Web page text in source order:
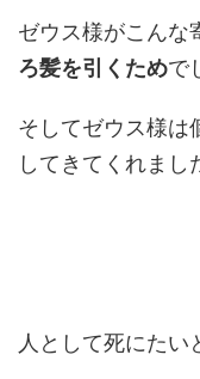
ゼウス様がこんな
ろ髪を引くためで
そしてゼウス様は
してきてくれまし
人として死にたい